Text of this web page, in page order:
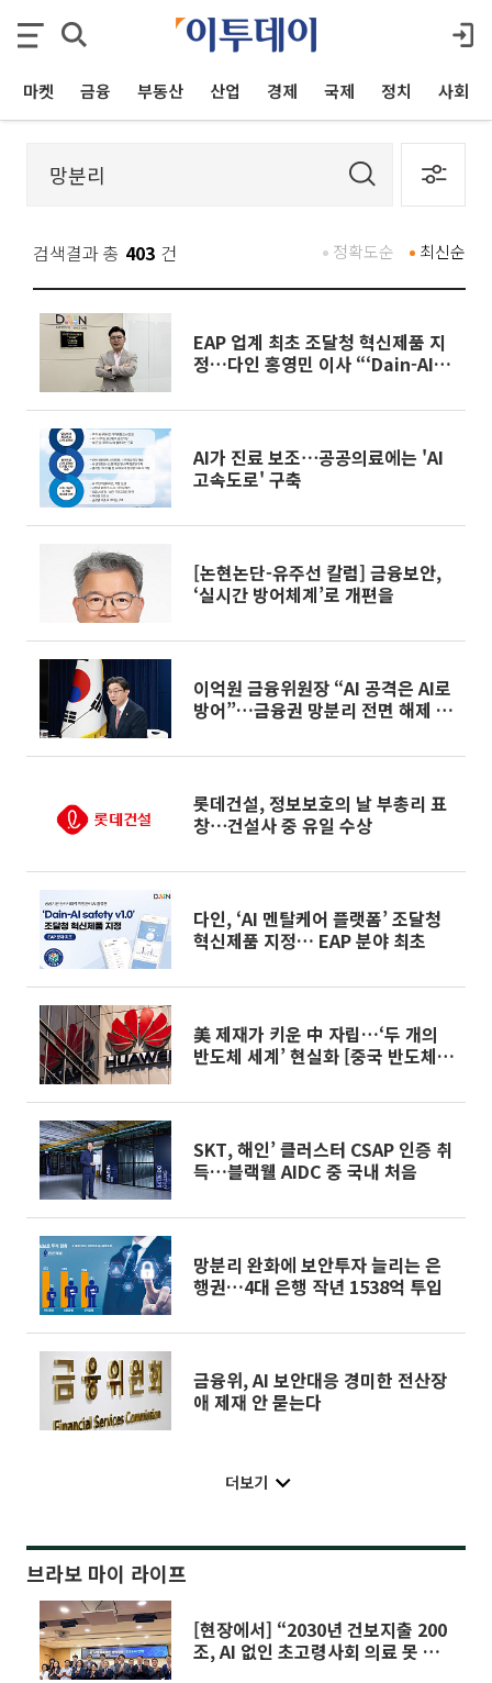
마켓 금융 부동산 산업 경제 국제 정치 사회
검색결과 총 403 건 최신순
정확도순
EAP 업계 최초 조달청 혁신제품 지
정…다인 홍영민 이사 “‘Dain-AI
될 것”
AI가 진료 보조⋯공공의료에는 'AI
고속도로' 구축
[논현논단-유주선 칼럼] 금융보안,
‘실시간 방어체계’로 개편을
이억원 금융위원장 “AI 공격은 AI로
방어”…금융권 망분리 전면 해제 추
롯데건설, 정보보호의 날 부총리 표
창⋯건설사 중 유일 수상
다인, ‘AI 멘탈케어 플랫폼’ 조달청
혁신제품 지정… EAP 분야 최초
美 제재가 키운 中 자립…‘두 개의
반도체 세계’ 현실화 [중국 반도체
SKT, 해인’ 클러스터 CSAP 인증 취
득…블랙웰 AIDC 중 국내 처음
망분리 완화에 보안투자 늘리는 은
행권…4대 은행 작년 1538억 투입
금융위, AI 보안대응 경미한 전산장
애 제재 안 묻는다
더보기
브라보 마이 라이프
[현장에서] “2030년 건보지출 200
조, AI 없인 초고령사회 의료 못 버